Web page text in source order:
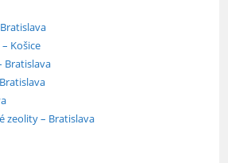
Košice
Bratislava
zeolity – Bratislava